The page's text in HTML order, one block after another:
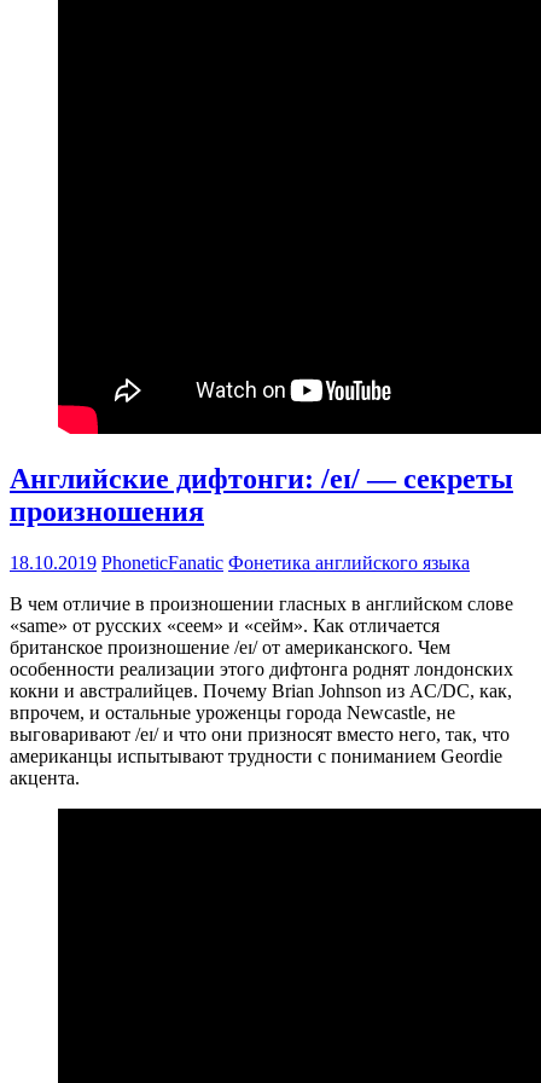
Английские дифтонги: /eɪ/ — секреты
произношения
18.10.2019 PhoneticFanatic Фонетика английского языка
В чем отличие в произношении гласных в английском слове
«samе» от русских «сеем» и «сейм». Как отличается
британское произношение /eɪ/ от американского. Чем
особенности реализации этого дифтонга роднят лондонских
кокни и австралийцев. Почему Brian Johnson из AC/DC, как,
впрочем, и остальные уроженцы города Newcastle, не
выговаривают /eɪ/ и что они призносят вместо него, так, что
американцы испытывают трудности с пониманием Geordie
акцента.